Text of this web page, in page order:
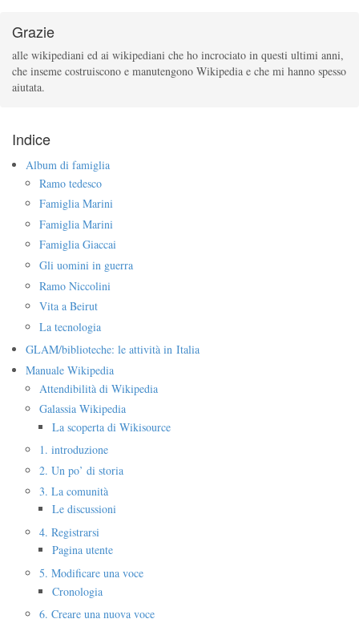
Grazie
alle wikipediani ed ai wikipediani che ho incrociato in questi ultimi anni,
che inseme costruiscono e manutengono Wikipedia e che mi hanno spesso
aiutata.
Indice
Album di famiglia
Ramo tedesco
Famiglia Marini
Famiglia Marini
Famiglia Giaccai
Gli uomini in guerra
Ramo Niccolini
Vita a Beirut
La tecnologia
GLAM/biblioteche: le attività in Italia
Manuale Wikipedia
Attendibilità di Wikipedia
Galassia Wikipedia
La scoperta di Wikisource
1. introduzione
2. Un po’ di storia
3. La comunità
Le discussioni
4. Registrarsi
Pagina utente
5. Modificare una voce
Cronologia
6. Creare una nuova voce